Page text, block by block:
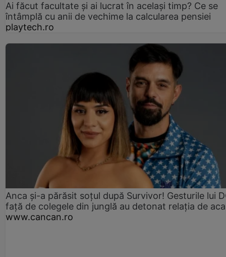
Ai făcut facultate și ai lucrat în același timp? Ce se
întâmplă cu anii de vechime la calcularea pensiei
playtech.ro
Anca și-a părăsit soțul după Survivor! Gesturile lui
față de colegele din junglă au detonat relația de
www.cancan.ro